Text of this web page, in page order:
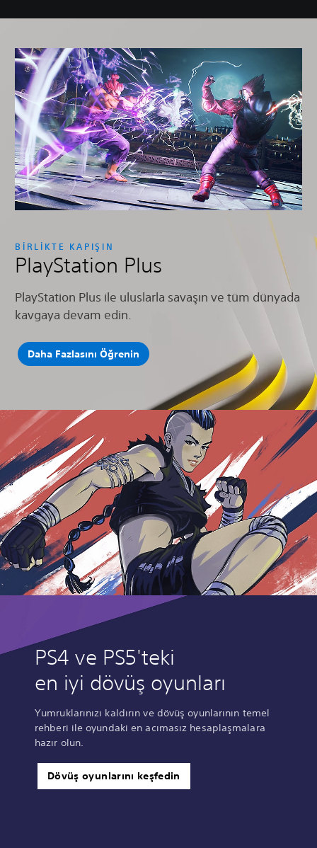
BİRLİKTE KAPIŞIN
PlayStation Plus
PlayStation Plus ile uluslarla savaşın ve tüm dünyada
kavgaya devam edin.
Daha Fazlasını Öğrenin
PS4 ve PS5'teki
en iyi dövüş oyunları
Yumruklarınızı kaldırın ve dövüş oyunlarının temel
rehberi ile oyundaki en acımasız hesaplaşmalara
hazır olun.
Dövüş oyunlarını keşfedin